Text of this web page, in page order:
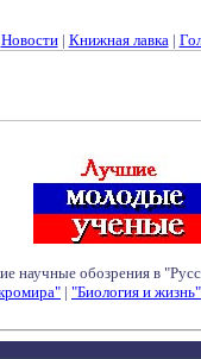
Новости| Книжная лавка|
научные обозрения в
| "Биология и жизнь"